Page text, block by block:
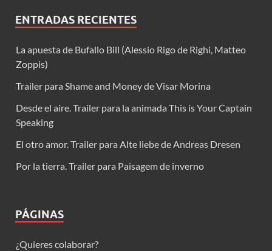
ENTRADAS RECIENTES
La apuesta de Bufallo Bill (Alessio Rigo de Righi, Matteo
Zoppis)
Trailer para Shame and Money de Visar Morina
Desde el aire. Trailer para la animada This is Your Captain
Speaking
El otro amor. Trailer para Alte liebe de Andreas Dresen
Por la tierra. Trailer para Paisagem de inverno
PÁGINAS
¿Quieres colaborar?